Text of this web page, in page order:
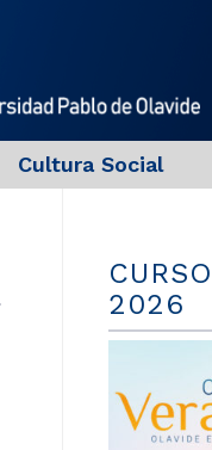
Cultura Social
2026